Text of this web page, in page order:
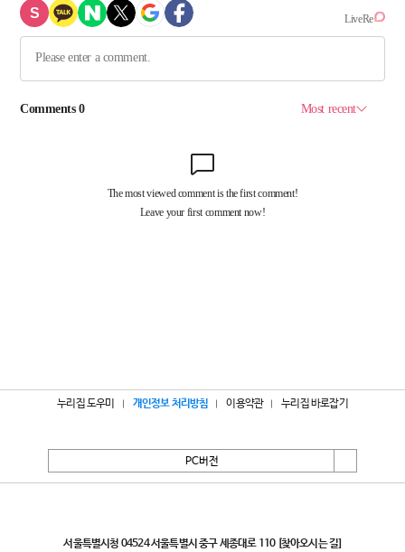
누리집 도우미 개인정보 처리방침 이용약관 누리집 바로잡기
PC버전
서울특별시청 04524 서울특별시 중구 세종대로 110 [찾아오시는 길]